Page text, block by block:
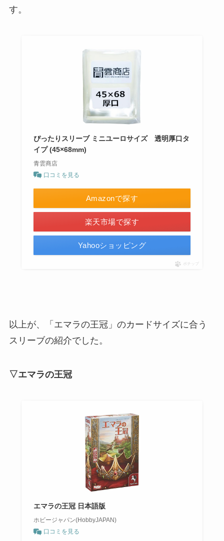
す。
ぴったりスリーブ ミニユーロサイズ 透明厚口タ
イプ (45×68mm)
青雲商店
口コミを見る
Amazonで探す
楽天市場で探す
Yahooショッピング
ポチップ
以上が、「エマラの王冠」のカードサイズに合う
スリーブの紹介でした。
▽エマラの王冠
エマラの王冠 日本語版
ホビージャパン(HobbyJAPAN)
口コミを見る